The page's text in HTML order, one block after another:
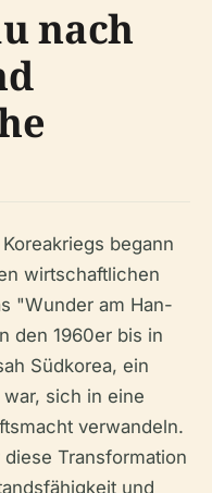
nach
begann
wirtschaftlichen
"Wunder am Han-
den 1960er bis in
Südkorea, ein
sich in eine
verwandeln.
Transformation
und